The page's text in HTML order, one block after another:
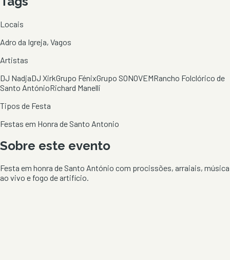
Locais
Adro da Igreja, Vagos
Artistas
DJ NadjaDJ XirkGrupo FénixGrupo SONOVEMRancho Folclórico de
Santo AntónioRichard Manelli
Tipos de Festa
Festas em Honra de Santo Antonio
Sobre este evento
Festa em honra de Santo António com procissões, arraiais, música
ao vivo e fogo de artifício.